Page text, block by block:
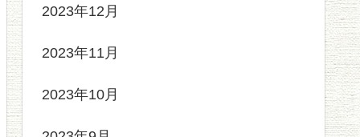
2023年12月
2023年11月
2023年10月